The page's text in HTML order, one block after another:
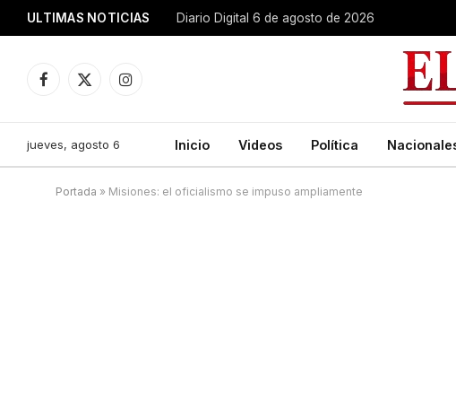
ULTIMAS NOTICIAS Diario Digital 6 de agosto de 2026
Facebook
X
Instagram
jueves, agosto 6 Inicio Videos Política
Portada » Misiones: el oficialismo se impuso ampliamente